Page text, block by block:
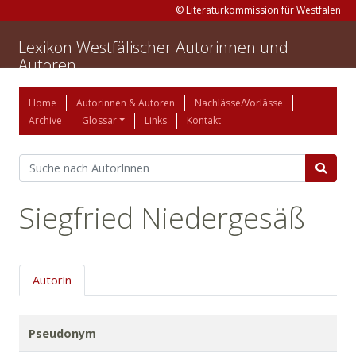
© Literaturkommission für Westfalen
Lexikon Westfälischer Autorinnen und
Autoren
Home Autorinnen & Autoren
Nachlässe/Vorlässe
Archive
Glossar Links Kontakt
Siegfried Niedergesäß
AutorIn
Pseudonym